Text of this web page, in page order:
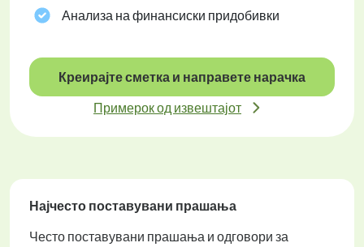
Анализа на финансиски придобивки
Креирајте сметка и направете нарачка
Примерок од извештајот
Најчесто поставувани прашања
Често поставувани прашања и одговори за